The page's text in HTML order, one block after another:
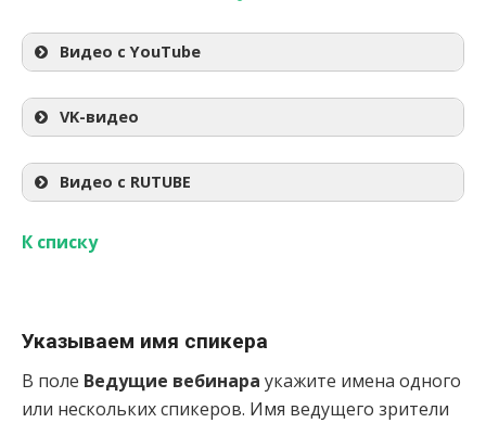
Видео с YouTube
VK-видео
Видео с RUTUBE
К списку
Указываем имя спикера
В поле Ведущие вебинара укажите имена одного
или нескольких спикеров. Имя ведущего зрители